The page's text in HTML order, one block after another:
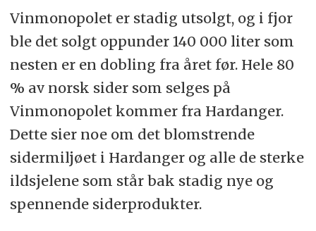
Vinmonopolet er stadig utsolgt, og i fjor
ble det solgt oppunder 140 000 liter som
nesten er en dobling fra året før. Hele 80
% av norsk sider som selges på
Vinmonopolet kommer fra Hardanger.
Dette sier noe om det blomstrende
sidermiljøet i Hardanger og alle de sterke
ildsjelene som står bak stadig nye og
spennende siderprodukter.